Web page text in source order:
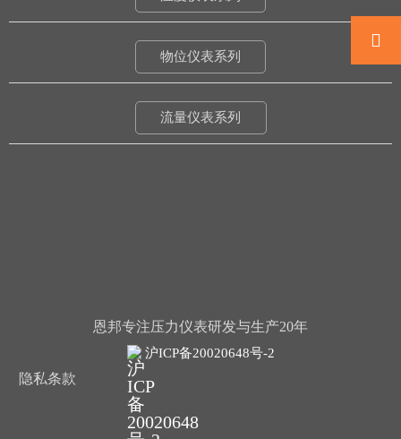
物位仪表系列
流量仪表系列
恩邦专注压力仪表研发与生产20年
沪ICP备20020648号-2
隐私条款
